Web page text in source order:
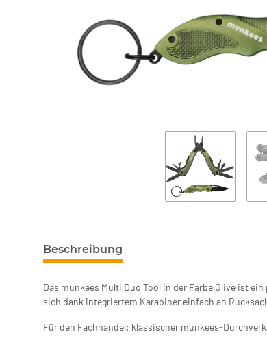
Beschreibung
Das munkees Multi Duo Tool in der Farbe Olive ist
sich dank integriertem Karabiner einfach an
Für den Fachhandel: klassischer munkees-